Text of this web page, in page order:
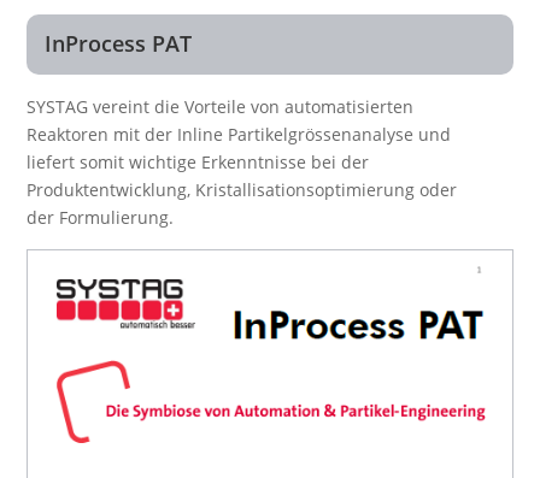
InProcess PAT
SYSTAG vereint die Vorteile von automatisierten
Reaktoren mit der Inline Partikelgrössenanalyse und
liefert somit wichtige Erkenntnisse bei der
Produktentwicklung, Kristallisationsoptimierung oder
der Formulierung.